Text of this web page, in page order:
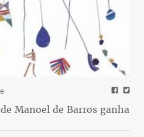
Manoel de Barros ganha